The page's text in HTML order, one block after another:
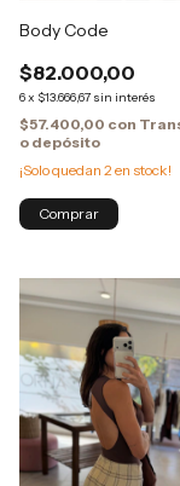
Body Code
$82.000,00
6x $13.666,67 sin interés
$57.400,00 con
o depósito
¡Solo quedan 2en stock!